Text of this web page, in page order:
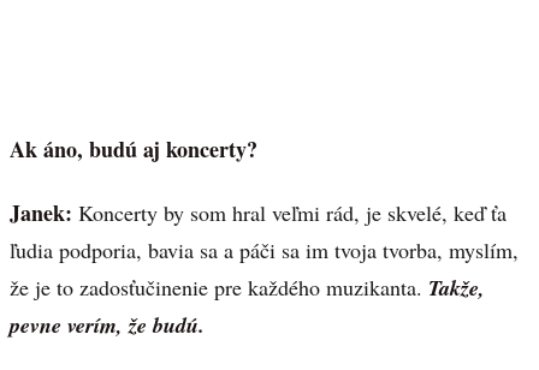
Ak áno, budú aj koncerty?
Janek: Koncerty by som hral veľmi rád, je skvelé, keď ťa
ľudia podporia, bavia sa a páči sa im tvoja tvorba, myslím,
že je to zadosťučinenie pre každého muzikanta. Takže,
pevne verím, že budú.